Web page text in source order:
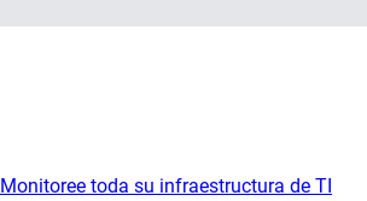
Monitoree toda su infraestructura de TI